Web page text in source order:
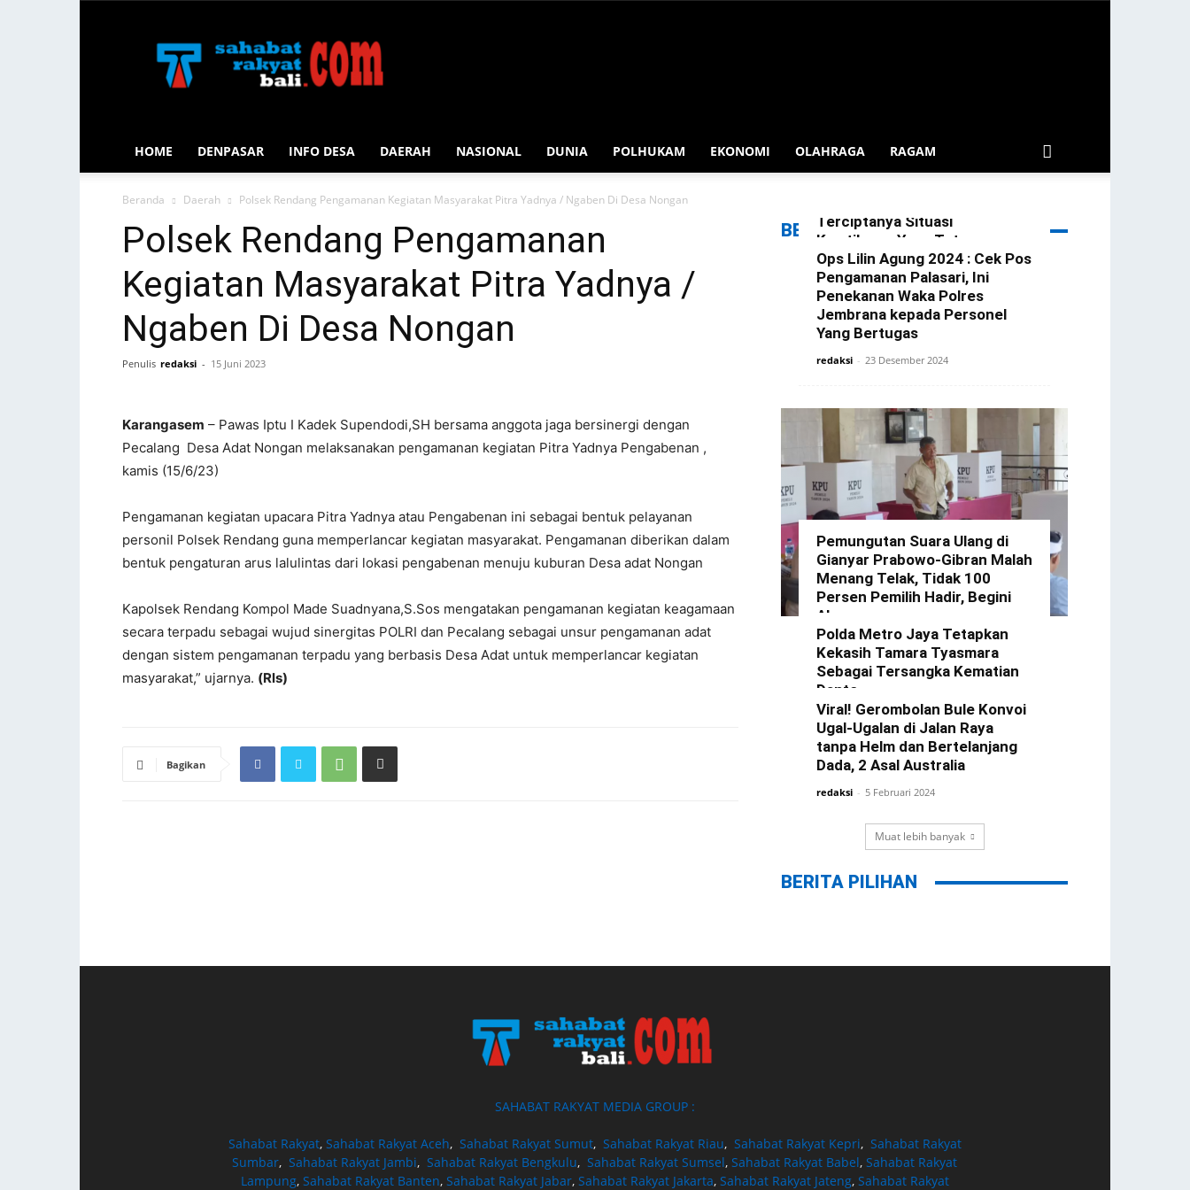
Rakyat
Bali
HOME DENPASAR INFO DESA DAERAH NASIONAL DUNIA POLHUKAM EKONOMI OLAHRAGA RAGAM
Beranda Daerah Polsek Rendang Pengamanan Kegiatan Masyarakat Pitra Yadnya / Ngaben Di Desa Nongan
Polsek Rendang Pengamanan
Kegiatan Masyarakat Pitra Yadnya /
Ngaben Di Desa Nongan
Penulis redaksi - 15 Juni 2023
Karangasem – Pawas Iptu I Kadek Supendodi,SH bersama anggota jaga bersinergi dengan
Pecalang Desa Adat Nongan melaksanakan pengamanan kegiatan Pitra Yadnya Pengabenan ,
kamis (15/6/23)
Pengamanan kegiatan upacara Pitra Yadnya atau Pengabenan ini sebagai bentuk pelayanan
personil Polsek Rendang guna memperlancar kegiatan masyarakat. Pengamanan diberikan dalam
bentuk pengaturan arus lalulintas dari lokasi pengabenan menuju kuburan Desa adat Nongan
Kapolsek Rendang Kompol Made Suadnyana,S.Sos mengatakan pengamanan kegiatan keagamaan
secara terpadu sebagai wujud sinergitas POLRI dan Pecalang sebagai unsur pengamanan adat
dengan sistem pengamanan terpadu yang berbasis Desa Adat untuk memperlancar kegiatan
masyarakat,” ujarnya. (Rls)
Bagikan
BERITA TERBARU
Terciptanya Situasi
Kamtibmas Yang Tetap
Kondusif Di Wilkum Gerokgak
redaksi - 3 Januari 2025
Ops Lilin Agung 2024 : Cek Pos
Pengamanan Palasari, Ini
Penekanan Waka Polres
Jembrana kepada Personel
Yang Bertugas
redaksi - 23 Desember 2024
Pemungutan Suara Ulang di
Gianyar Prabowo-Gibran Malah
Menang Telak, Tidak 100
Persen Pemilih Hadir, Begini
Alasannya
redaksi - 22 Februari 2024
Polda Metro Jaya Tetapkan
Kekasih Tamara Tyasmara
Sebagai Tersangka Kematian
Dante
redaksi - 12 Februari 2024
Viral! Gerombolan Bule Konvoi
Ugal-Ugalan di Jalan Raya
tanpa Helm dan Bertelanjang
Dada, 2 Asal Australia
redaksi - 5 Februari 2024
Muat lebih banyak
BERITA PILIHAN
SAHABAT RAKYAT MEDIA GROUP :
Sahabat Rakyat, Sahabat Rakyat Aceh, Sahabat Rakyat Sumut, Sahabat Rakyat Riau, Sahabat Rakyat Kepri, Sahabat Rakyat
Sumbar,Sahabat Rakyat Jambi,Sahabat Rakyat Bengkulu,Sahabat Rakyat Sumsel,Sahabat Rakyat Babel,Sahabat Rakyat
Lampung, Sahabat Rakyat Banten, Sahabat Rakyat Jabar, Sahabat Rakyat Jakarta, Sahabat Rakyat Jateng, Sahabat Rakyat